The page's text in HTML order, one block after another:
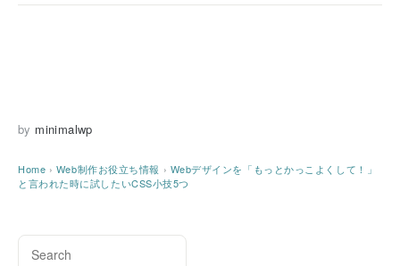
by minimalwp
Home › Web制作お役立ち情報 › Webデザインを「もっとかっこよくして！」
と言われた時に試したいCSS小技5つ